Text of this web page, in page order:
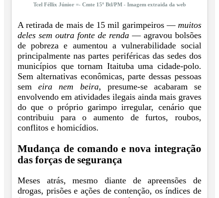
Tcel Féllix Júnior =- Cmte 15º Btl/PM - Imagem extraida da web
A retirada de mais de 15 mil garimpeiros — muitos
deles sem outra fonte de renda — agravou bolsões
de pobreza e aumentou a vulnerabilidade social
principalmente nas partes periféricas das sedes dos
municípios que tornam Itaituba uma cidade-polo.
Sem alternativas econômicas, parte dessas pessoas
semeira nem beira, presume-se acabaram se
envolvendo em atividades ilegais ainda mais graves
do que o próprio garimpo irregular, cenário que
contribuiu para o aumento de furtos, roubos,
conflitos e homicídios.
Mudança de comando e nova integração
das forças de segurança
Meses atrás, mesmo diante de apreensões de
drogas, prisões e ações de contenção, os índices de